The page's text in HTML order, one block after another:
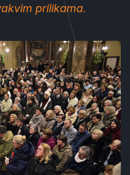
prilikama.